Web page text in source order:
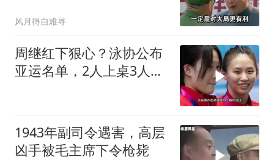
风月得自难寻
周继红下狠心？泳协公布
亚运名单，2人上桌3人下
1943年副司令遇害，高层
凶手被毛主席下令枪毙